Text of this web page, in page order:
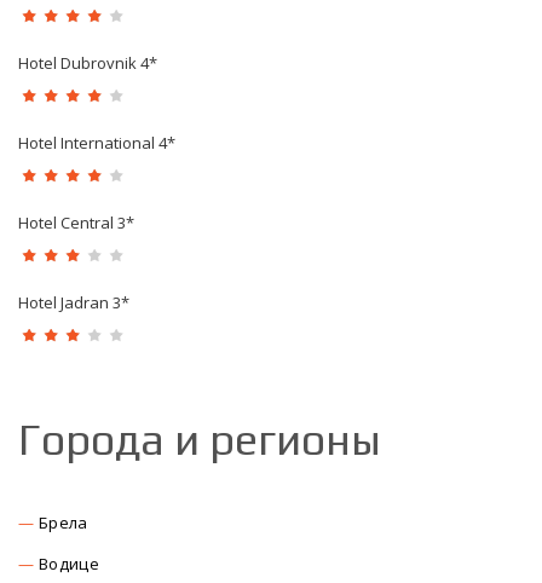
Hotel Dubrovnik 4*
Hotel International 4*
Hotel Central 3*
Hotel Jadran 3*
Города и регионы
Брела
Водице